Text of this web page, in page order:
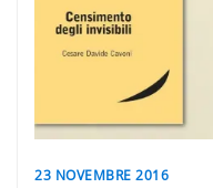
23 NOVEMBRE 2016